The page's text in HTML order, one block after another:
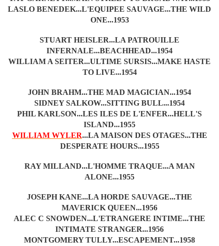
LASLO BENEDEK...L'EQUIPEE SAUVAGE...THE WILD
ONE...1953
STUART HEISLER...LA PATROUILLE
INFERNALE...BEACHHEAD...1954
WILLIAM A SEITER...ULTIME SURSIS...MAKE HASTE
TO LIVE...1954
JOHN BRAHM...THE MAD MAGICIAN...1954
SIDNEY SALKOW...SITTING BULL...1954
PHIL KARLSON...LES ILES DE L'ENFER...HELL'S
ISLAND...1955
WILLIAM WYLER...LA MAISON DES OTAGES...THE
DESPERATE HOURS...1955
RAY MILLAND...L'HOMME TRAQUE...A MAN
ALONE...1955
JOSEPH KANE...LA HORDE SAUVAGE...THE
MAVERICK QUEEN...1956
ALEC C SNOWDEN...L'ETRANGERE INTIME...THE
INTIMATE STRANGER...1956
MONTGOMERY TULLY...ESCAPEMENT...1958